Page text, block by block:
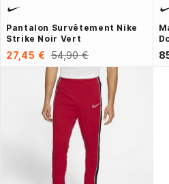
Pantalon Survêtement Nike
Strike Noir Vert
27,45 € 54,90 €